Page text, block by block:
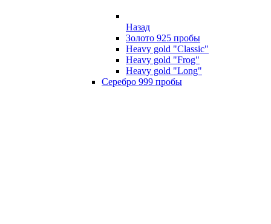
Назад
Золото 925 пробы
Heavy gold "Classic"
Heavy gold "Frog"
Heavy gold "Long"
Серебро 999 пробы